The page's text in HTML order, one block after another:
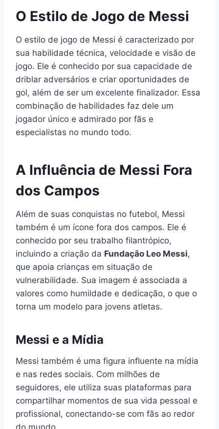
O Estilo de Jogo de Messi
O estilo de jogo de Messi é caracterizado por
sua habilidade técnica, velocidade e visão de
jogo. Ele é conhecido por sua capacidade de
driblar adversários e criar oportunidades de
gol, além de ser um excelente finalizador. Essa
combinação de habilidades faz dele um
jogador único e admirado por fãs e
especialistas no mundo todo.
A Influência de Messi Fora
dos Campos
Além de suas conquistas no futebol, Messi
também é um ícone fora dos campos. Ele é
conhecido por seu trabalho filantrópico,
incluindo a criação da Fundação Leo Messi,
que apoia crianças em situação de
vulnerabilidade. Sua imagem é associada a
valores como humildade e dedicação, o que o
torna um modelo para jovens atletas.
Messi e a Mídia
Messi também é uma figura influente na mídia
e nas redes sociais. Com milhões de
seguidores, ele utiliza suas plataformas para
compartilhar momentos de sua vida pessoal e
profissional, conectando-se com fãs ao redor
do mundo.